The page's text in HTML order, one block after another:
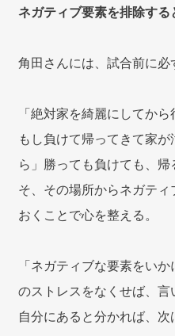
ネガティブ要素を排除する
角田さんには、試合前に必
「絶対家を綺麗にしてか
もし負けて帰ってきて家
ら」勝っても負けても、
そ、その場所からネガテ
おくことで心を整える。
「ネガティブな要素をい
のストレスをなくせば、
自分にあると分かれば、次